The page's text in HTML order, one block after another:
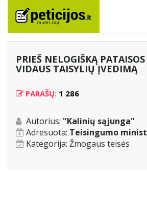
PRIEŠ NELOGIŠKĄ
VIDAUS TAISYLIŲ ĮVEDIMĄ
PARAŠŲ: 1 286
Autorius: "Kalinių sąjunga"
Adresuota: Teisingumo
Kategorija: Žmogaus teisės